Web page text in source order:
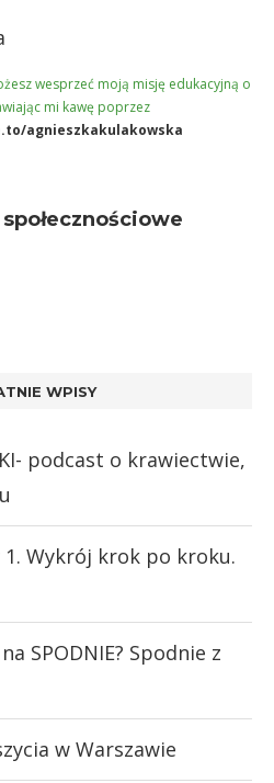
wesprzeć moją misję edukacyjną o
mi kawę poprzez
agnieszkakulakowska
WPISY
podcast o krawiectwie,
1. Wykrój krok po kroku.
SPODNIE? Spodnie z
w Warszawie